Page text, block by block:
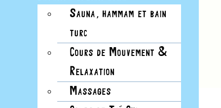
Sauna, hammam et bain
turc
Cours de Mouvement &
Relaxation
Massages